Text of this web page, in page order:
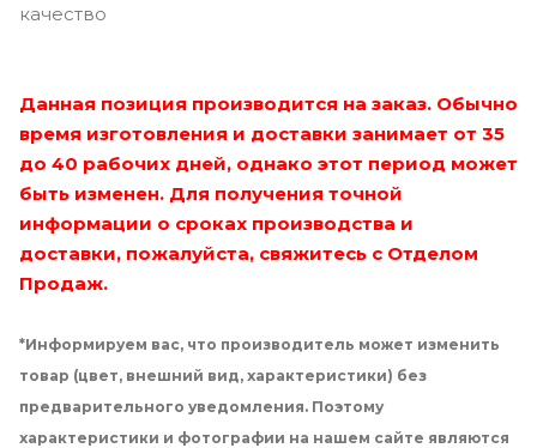
качество
Данная позиция производится на заказ. Обычно
время изготовления и доставки занимает от 35
до 40 рабочих дней, однако этот период может
быть изменен. Для получения точной
информации о сроках производства и
доставки, пожалуйста, свяжитесь с Отделом
Продаж.
*Информируем вас, что производитель может изменить
товар (цвет, внешний вид, характеристики) без
предварительного уведомления. Поэтому
характеристики и фотографии на нашем сайте являются